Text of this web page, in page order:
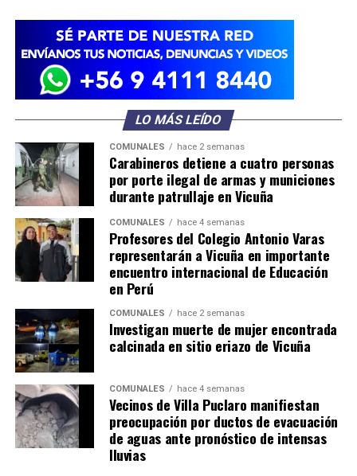
LO MÁS LEÍDO
COMUNALES hace 2 semanas
Carabineros detiene a cuatro personas
por porte ilegal de armas y municiones
durante patrullaje en Vicuña
COMUNALES hace 4 semanas
Profesores del Colegio Antonio Varas
representarán a Vicuña en importante
encuentro internacional de Educación
en Perú
COMUNALES hace 2 semanas
Investigan muerte de mujer encontrada
calcinada en sitio eriazo de Vicuña
COMUNALES hace 4 semanas
Vecinos de Villa Puclaro manifiestan
preocupación por ductos de evacuación
de aguas ante pronóstico de intensas
lluvias